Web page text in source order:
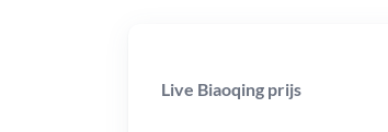
Live Biaoqing prijs